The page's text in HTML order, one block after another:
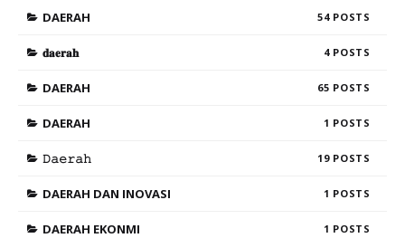
DAERAH 54
𝐝𝐚𝐞𝐫𝐚𝐡 4
DAERAH 65
DAERAH 1
𝙳𝚊𝚎𝚛𝚊𝚑 19
DAERAH DAN INOVASI 1
DAERAH EKONMI 1